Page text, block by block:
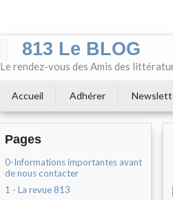
813 Le BLOG
Le rendez-vous des Amis des
Accueil Adhérer
Pages
0-Informations importantes avant
de nous contacter
1 - La revue 813